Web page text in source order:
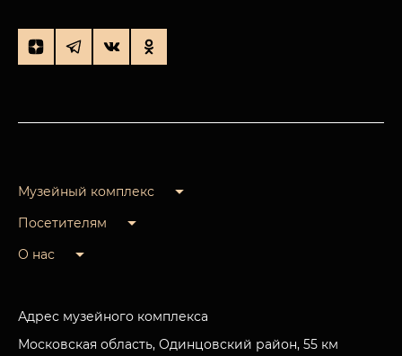
Музейный комплекс
Посетителям
О нас
Адрес музейного комплекса
Московская область, Одинцовский район, 55 км